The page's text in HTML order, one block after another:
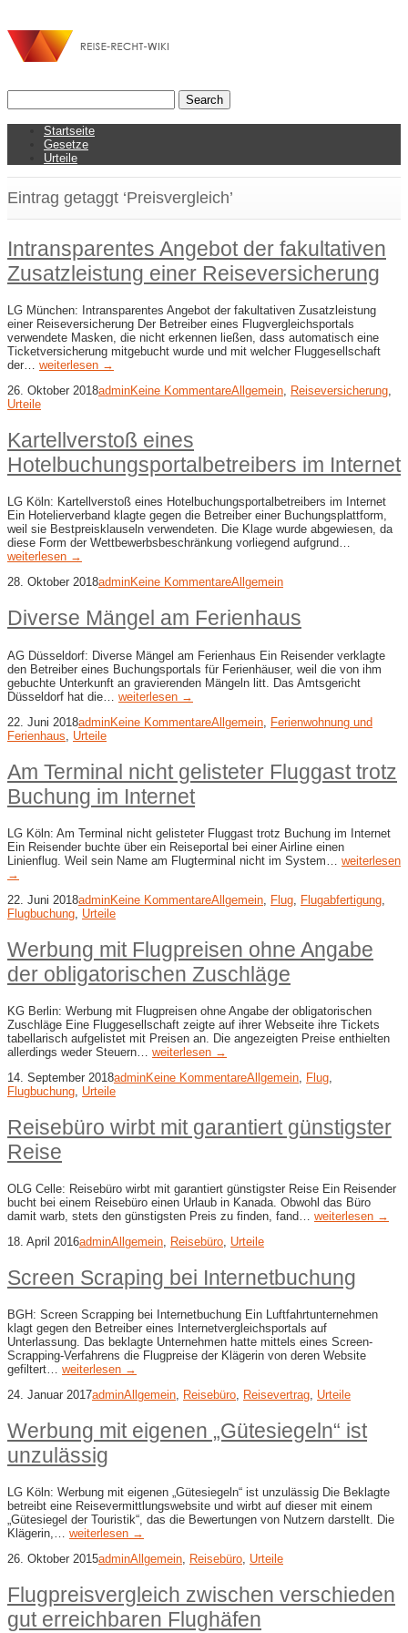
Startseite
Gesetze
Urteile
Eintrag getaggt ‘Preisvergleich’
Intransparentes Angebot der fakultativen
Zusatzleistung einer Reiseversicherung
LG München: Intransparentes Angebot der fakultativen Zusatzleistung
einer Reiseversicherung Der Betreiber eines Flugvergleichsportals
verwendete Masken, die nicht erkennen ließen, dass automatisch eine
Ticketversicherung mitgebucht wurde und mit welcher Fluggesellschaft
der… weiterlesen →
26. Oktober 2018adminKeine KommentareAllgemein, Reiseversicherung,
Urteile
Kartellverstoß eines
Hotelbuchungsportalbetreibers im Internet
LG Köln: Kartellverstoß eines Hotelbuchungsportalbetreibers im Internet
Ein Hotelierverband klagte gegen die Betreiber einer Buchungsplattform,
weil sie Bestpreisklauseln verwendeten. Die Klage wurde abgewiesen, da
diese Form der Wettbewerbsbeschränkung vorliegend aufgrund…
weiterlesen →
28. Oktober 2018adminKeine KommentareAllgemein
Diverse Mängel am Ferienhaus
AG Düsseldorf: Diverse Mängel am Ferienhaus Ein Reisender verklagte
den Betreiber eines Buchungsportals für Ferienhäuser, weil die von ihm
gebuchte Unterkunft an gravierenden Mängeln litt. Das Amtsgericht
Düsseldorf hat die… weiterlesen →
22. Juni 2018adminKeine KommentareAllgemein Ferienwohnung und
Ferienhaus
Urteile
Am Terminal nicht gelisteter Fluggast trotz
Buchung im Internet
LG Köln: Am Terminal nicht gelisteter Fluggast trotz Buchung im Internet
Ein Reisender buchte über ein Reiseportal bei einer Airline einen
Linienflug. Weil sein Name am Flugterminal nicht im System… weiterlesen
→
22. Juni 2018adminKeine KommentareAllgemein Flug Flugabfertigung
Flugbuchung Urteile
Werbung mit Flugpreisen ohne Angabe
der obligatorischen Zuschläge
KG Berlin: Werbung mit Flugpreisen ohne Angabe der obligatorischen
Zuschläge Eine Fluggesellschaft zeigte auf ihrer Webseite ihre Tickets
tabellarisch aufgelistet mit Preisen an. Die angezeigten Preise enthielten
allerdings weder Steuern… weiterlesen →
14. September 2018adminKeine KommentareAllgemein Flug
Flugbuchung Urteile
Reisebüro wirbt mit garantiert günstigster
Reise
OLG Celle: Reisebüro wirbt mit garantiert günstigster Reise Ein Reisender
bucht bei einem Reisebüro einen Urlaub in Kanada. Obwohl das Büro
damit warb, stets den günstigsten Preis zu finden, fand… weiterlesen →
18. April 2016adminAllgemein, Reisebüro, Urteile
Screen Scraping bei Internetbuchung
BGH: Screen Scrapping bei Internetbuchung Ein Luftfahrtunternehmen
klagt gegen den Betreiber eines Internetvergleichsportals auf
Unterlassung. Das beklagte Unternehmen hatte mittels eines Screen-
Scrapping-Verfahrens die Flugpreise der Klägerin von deren Website
gefiltert… weiterlesen →
24. Januar 2017adminAllgemein, Reisebüro, Reisevertrag, Urteile
Werbung mit eigenen „Gütesiegeln“ ist
unzulässig
LG Köln: Werbung mit eigenen „Gütesiegeln“ ist unzulässig Die Beklagte
betreibt eine Reisevermittlungswebsite und wirbt auf dieser mit einem
„Gütesiegel der Touristik“, das die Bewertungen von Nutzern darstellt. Die
Klägerin,… weiterlesen →
26. Oktober 2015adminAllgemein, Reisebüro, Urteile
Flugpreisvergleich zwischen verschieden
gut erreichbaren Flughäfen